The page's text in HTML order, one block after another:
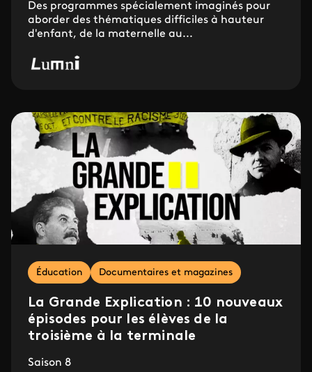
Des programmes spécialement imaginés pour
aborder des thématiques difficiles à hauteur
d'enfant, de la maternelle au...
Éducation Documentaires et magazines
La Grande Explication : 10 nouveaux
épisodes pour les élèves de la
troisième à la terminale
Saison 8